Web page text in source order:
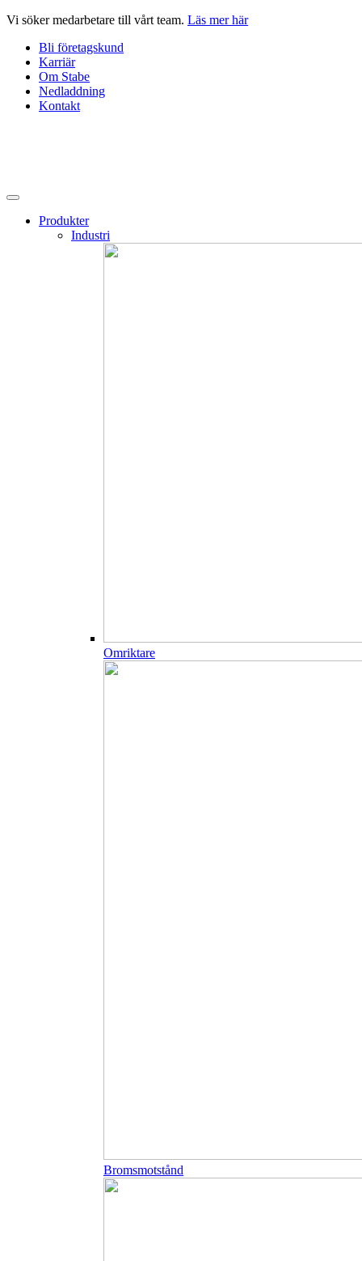
Hoppa
innehåll
Vi söker medarbetare till vårt team. Läs mer här
Bli företagskund
Karriär
Om Stabe
Nedladdning
Kontakt
Produkter
Industri
Omriktare
Bromsmotstånd